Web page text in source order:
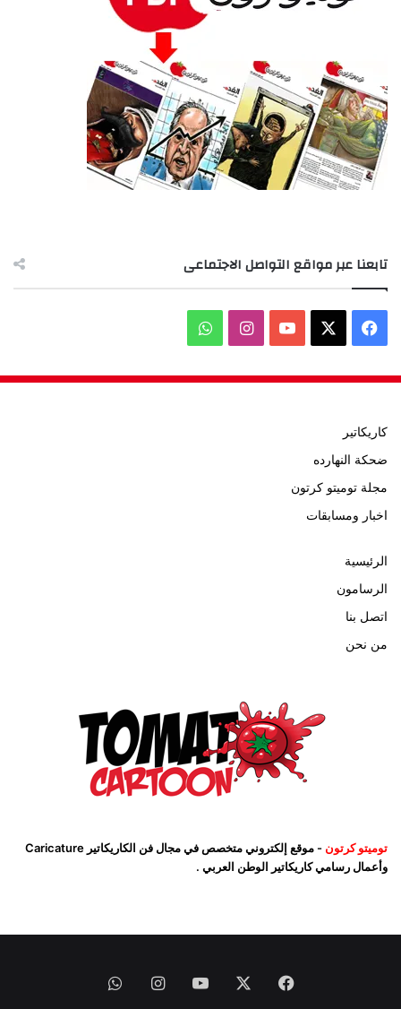
تابعنا عبر مواقع التواصل الاجتماعى
فيسبوك ‫YouTubeانستقرامواتساب
كاريكاتير
ضحكة النهارده
مجلة توميتو كرتون
اخبار ومسابقات
الرئيسية
الرسامون
اتصل بنا
من نحن
توميتو كرتون
- موقع إلكتروني متخصص في مجال فن الكاريكاتير Caricature
وأعمال رسامي كاريكاتير الوطن العربي .
فيسبوك ‫YouTubeانستقرامواتساب